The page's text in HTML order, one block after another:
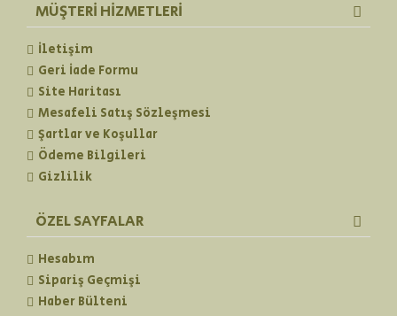
MÜŞTERI HIZMETLERI
İletişim
Geri İade Formu
Site Haritası
Mesafeli Satış Sözleşmesi
Şartlar ve Koşullar
Ödeme Bilgileri
Gizlilik
ÖZEL SAYFALAR
Hesabım
Sipariş Geçmişi
Haber Bülteni